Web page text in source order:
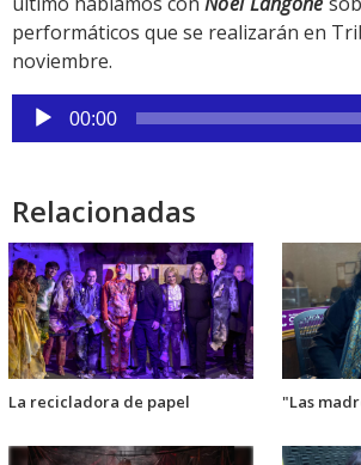
performáticos que se realizarán en
noviembre.
Reproductor
de
00:00
Relacionadas
La recicladora de papel "Las